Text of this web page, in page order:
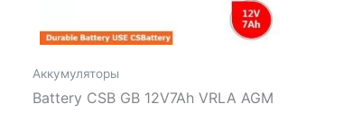
Аккумуляторы
Battery CSB GB 12V7Ah VRLA AGM